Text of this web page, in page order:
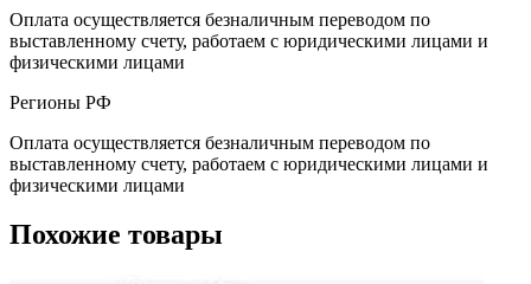
Оплата осуществляется безналичным переводом по
выставленному счету, работаем с юридическими лицами и
физическими лицами
Регионы РФ
Оплата осуществляется безналичным переводом по
выставленному счету, работаем с юридическими лицами и
физическими лицами
Похожие товары